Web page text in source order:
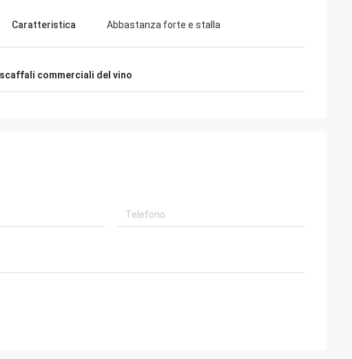
Caratteristica Abbastanza forte e stalla
scaffali commerciali del vino